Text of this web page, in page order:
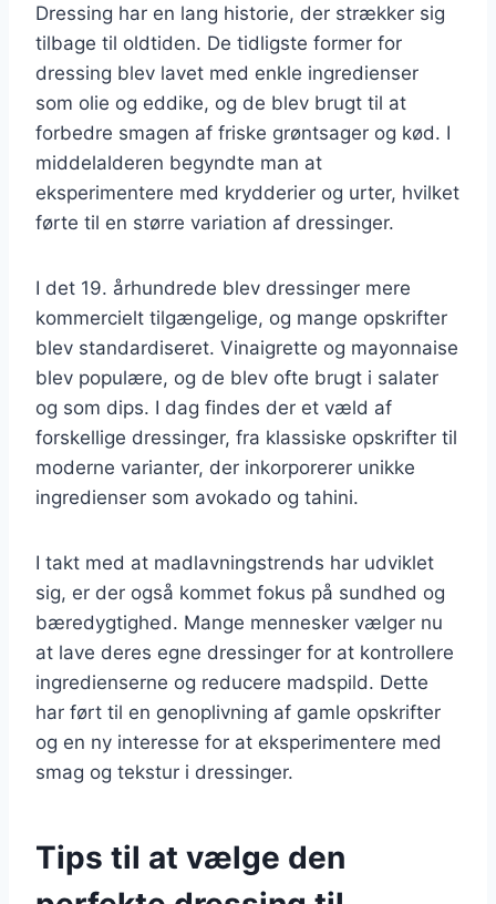
Dressing har en lang historie, der strækker sig
tilbage til oldtiden. De tidligste former for
dressing blev lavet med enkle ingredienser
som olie og eddike, og de blev brugt til at
forbedre smagen af friske grøntsager og kød. I
middelalderen begyndte man at
eksperimentere med krydderier og urter, hvilket
førte til en større variation af dressinger.
I det 19. århundrede blev dressinger mere
kommercielt tilgængelige, og mange opskrifter
blev standardiseret. Vinaigrette og mayonnaise
blev populære, og de blev ofte brugt i salater
og som dips. I dag findes der et væld af
forskellige dressinger, fra klassiske opskrifter til
moderne varianter, der inkorporerer unikke
ingredienser som avokado og tahini.
I takt med at madlavningstrends har udviklet
sig, er der også kommet fokus på sundhed og
bæredygtighed. Mange mennesker vælger nu
at lave deres egne dressinger for at kontrollere
ingredienserne og reducere madspild. Dette
har ført til en genoplivning af gamle opskrifter
og en ny interesse for at eksperimentere med
smag og tekstur i dressinger.
Tips til at vælge den